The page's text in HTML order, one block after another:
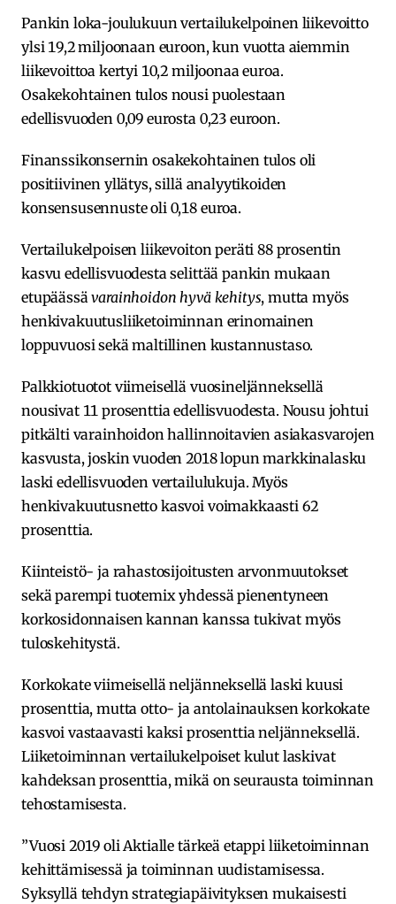
Pankin loka-joulukuun vertailukelpoinen liikevoitto
ylsi 19,2 miljoonaan euroon, kun vuotta aiemmin
liikevoittoa kertyi 10,2 miljoonaa euroa.
Osakekohtainen tulos nousi puolestaan
edellisvuoden 0,09 eurosta 0,23 euroon.
Finanssikonsernin osakekohtainen tulos oli
positiivinen yllätys, sillä analyytikoiden
konsensusennuste oli 0,18 euroa.
Vertailukelpoisen liikevoiton peräti 88 prosentin
kasvu edellisvuodesta selittää pankin mukaan
etupäässävarainhoidon hyvä kehitys, mutta myös
henkivakuutusliiketoiminnan erinomainen
loppuvuosi sekä maltillinen kustannustaso.
Palkkiotuotot viimeisellä vuosineljänneksellä
nousivat 11 prosenttia edellisvuodesta. Nousu johtui
pitkälti varainhoidon hallinnoitavien asiakasvarojen
kasvusta, joskin vuoden 2018 lopun markkinalasku
laski edellisvuoden vertailulukuja. Myös
henkivakuutusnetto kasvoi voimakkaasti 62
prosenttia.
Kiinteistö- ja rahastosijoitusten arvonmuutokset
sekä parempi tuotemix yhdessä pienentyneen
korkosidonnaisen kannan kanssa tukivat myös
tuloskehitystä.
Korkokate viimeisellä neljänneksellä laski kuusi
prosenttia, mutta otto- ja antolainauksen korkokate
kasvoi vastaavasti kaksi prosenttia neljänneksellä.
Liiketoiminnan vertailukelpoiset kulut laskivat
kahdeksan prosenttia, mikä on seurausta toiminnan
tehostamisesta.
”Vuosi 2019 oli Aktialle tärkeä etappi liiketoiminnan
kehittämisessä ja toiminnan uudistamisessa.
Syksyllä tehdyn strategiapäivityksen mukaisesti